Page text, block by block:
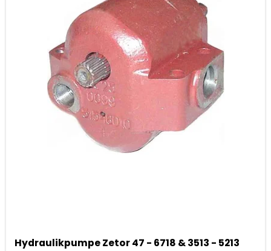
Hydraulikpumpe Zetor 47 - 6718 & 3513 - 5213